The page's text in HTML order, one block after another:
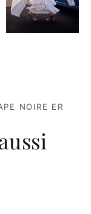
NOIRE ER